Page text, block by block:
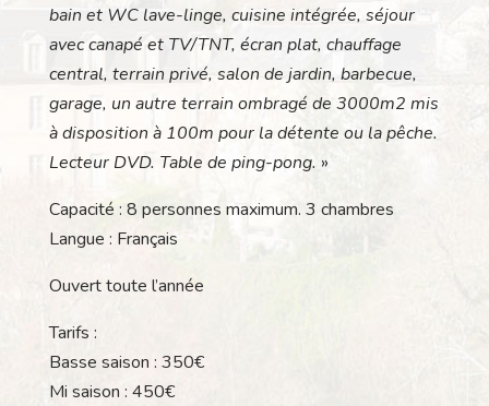
bain et WC lave-linge, cuisine intégrée, séjour
avec canapé et TV/TNT, écran plat, chauffage
central, terrain privé, salon de jardin, barbecue,
garage, un autre terrain ombragé de 3000m2 mis
à disposition à 100m pour la détente ou la pêche.
Lecteur DVD. Table de ping-pong. »
Capacité : 8 personnes maximum. 3 chambres
Langue : Français
Ouvert toute l’année
Tarifs :
Basse saison : 350€
Mi saison : 450€